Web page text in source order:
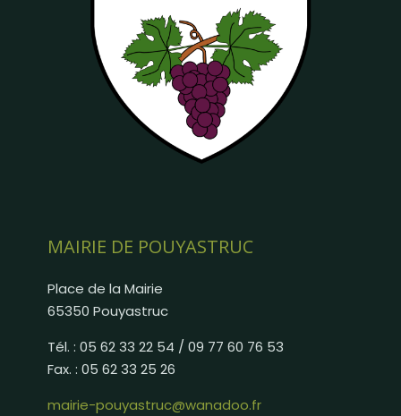
MAIRIE DE POUYASTRUC
Place de la Mairie
65350 Pouyastruc
Tél. : 05 62 33 22 54 / 09 77 60 76 53
Fax. : 05 62 33 25 26
mairie-pouyastruc@wanadoo.fr